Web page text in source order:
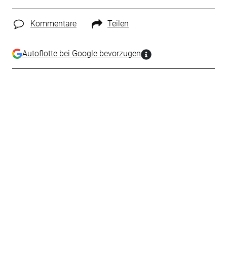
Kommentare Teilen
Autoflotte bei Google bevorzugen